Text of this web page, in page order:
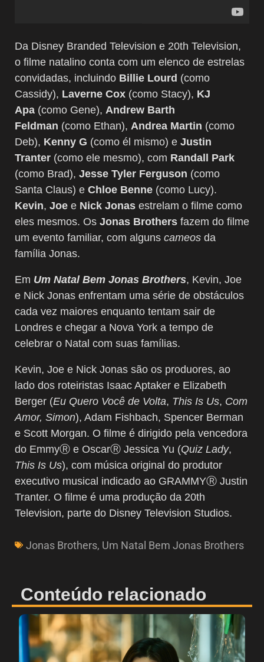
Da Disney Branded Television e 20th Television,
o filme natalino conta com um elenco de estrelas
convidadas, incluindo Billie Lourd (como
Cassidy), Laverne Cox (como Stacy), KJ
Apa (como Gene), Andrew Barth
Feldman (como Ethan), Andrea Martin (como
Deb), Kenny G (como él mismo) e Justin
Tranter (como ele mesmo), com Randall Park
(como Brad), Jesse Tyler Ferguson (como
Santa Claus) e Chloe Benne (como Lucy).
Kevin, Joe e Nick Jonas estrelam o filme como
eles mesmos. Os Jonas Brothers fazem do filme
um evento familiar, com alguns cameos da
família Jonas.
Em Um Natal Bem Jonas Brothers, Kevin, Joe
e Nick Jonas enfrentam uma série de obstáculos
cada vez maiores enquanto tentam sair de
Londres e chegar a Nova York a tempo de
celebrar o Natal com suas famílias.
Kevin, Joe e Nick Jonas são os produores, ao
lado dos roteiristas Isaac Aptaker e Elizabeth
Berger (Eu Quero Você de Volta, This Is Us, Com
Amor, Simon), Adam Fishbach, Spencer Berman
e Scott Morgan. O filme é dirigido pela vencedora
do EmmyⓇ e OscarⓇ Jessica Yu (Quiz Lady,
This Is Us), com música original do produtor
executivo musical indicado ao GRAMMYⓇ Justin
Tranter. O filme é uma produção da 20th
Television, parte do Disney Television Studios.
Jonas Brothers, Um Natal Bem Jonas Brothers
Conteúdo relacionado